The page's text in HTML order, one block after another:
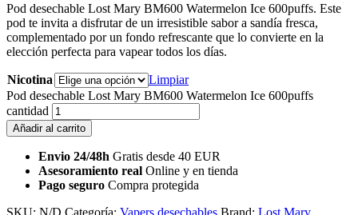
Pod desechable Lost Mary BM600 Watermelon Ice 600puffs. Este
pod te invita a disfrutar de un irresistible sabor a sandía fresca,
complementado por un fondo refrescante que lo convierte en la
elección perfecta para vapear todos los días.
Nicotina
Limpiar
Pod desechable Lost Mary BM600 Watermelon Ice 600puffs
cantidad
Añadir al carrito
Envio 24/48h Gratis desde 40 EUR
Asesoramiento real Online y en tienda
Pago seguro Compra protegida
SKU: N/D Categoría: Vapers desechables Brand: Lost Mary